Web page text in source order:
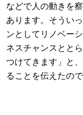
などで人の動きを
あります。そうい
ンとしてリノベー
ネスチャンスとと
つけてきます」と
ることを伝えたので